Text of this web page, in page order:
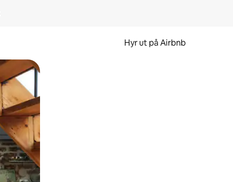
Hyr ut på Airbnb